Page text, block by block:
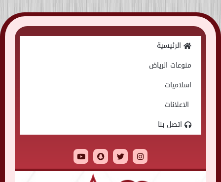
Skip
to
الرئيسية
منوعات الرياض
اسلاميات
الاعلانات
اتصل بنا